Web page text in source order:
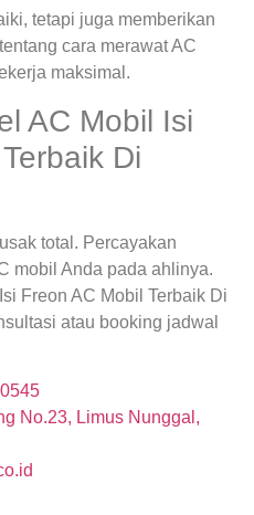
tetapi juga memberikan
cara merawat AC
maksimal.
AC Mobil Isi
Di
total. Percayakan
mobil Anda pada ahlinya.
Freon AC Mobil Terbaik Di
atau booking jadwal
No.23, Limus Nunggal,